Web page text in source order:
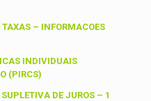
– INFORMACOES
INDIVIDUAIS
(PIRCS)
DE JUROS – 1